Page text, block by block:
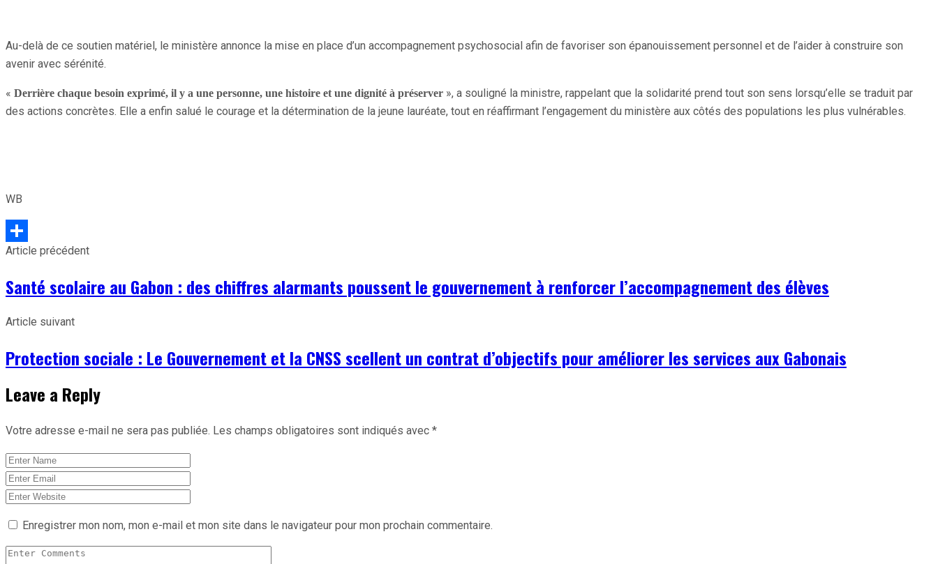
Au-delà de ce soutien matériel, le ministère annonce la mise en place d’un accompagnement psychosocial afin de favoriser son épanouissement personnel et de l’aider à construire son
avenir avec sérénité.
« Derrière chaque besoin exprimé, il y a une personne, une histoire et une dignité à préserver », a souligné la ministre, rappelant que la solidarité prend tout son sens lorsqu’elle se traduit par
des actions concrètes. Elle a enfin salué le courage et la détermination de la jeune lauréate, tout en réaffirmant l’engagement du ministère aux côtés des populations les plus vulnérables.
WB
Partager
Article précédent
Santé scolaire au Gabon : des chiffres alarmants poussent le gouvernement à renforcer l’accompagnement des élèves
Article suivant
Protection sociale : Le Gouvernement et la CNSS scellent un contrat d’objectifs pour améliorer les services aux Gabonais
Leave a Reply
Votre adresse e-mail ne sera pas publiée. Les champs obligatoires sont indiqués avec *
Enregistrer mon nom, mon e-mail et mon site dans le navigateur pour mon prochain commentaire.